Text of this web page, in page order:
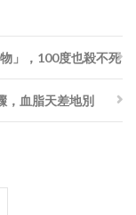
」，100度也殺不死
，血脂天差地別